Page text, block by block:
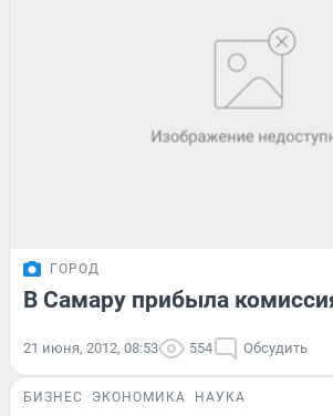
ГОРОД
В Самару прибыла
21 июня, 2012, 08:53 554 Обсудить
БИЗНЕС ЭКОНОМИКА НАУКА